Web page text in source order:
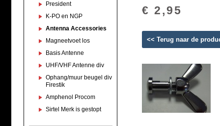
President
K-PO en NGP
Antenna Accessories
Magneetvoet los
Basis Antenne
UHF/VHF Antenne div
Ophang/muur beugel div
Firestik
Amphenol Procom
Sirtel Merk is gestopt
€ 2,95
<< Terug naar de